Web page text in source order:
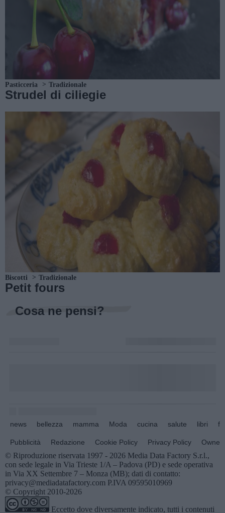
Pasticceria Tradizionale
Strudel di ciliegie
Biscotti Tradizionale
Petit fours
Cosa ne pensi?
news bellezza mamma Moda cucina salute libri
Pubblicità Redazione Cookie Policy Privacy Policy
© Riproduzione riservata 1997 - 2026 Media Data Factory S.r.l.,
con sede legale in Via Trieste 1/A – Padova (PD) e sede operativa
in Via XX Settembre 7 – Monza (MB); dati di contatto:
privacy@mediadatafactory.com P.IVA 09595010969
© Copyright 2010-2026
Eccetto dove diversamente indicato, tutti i contenuti